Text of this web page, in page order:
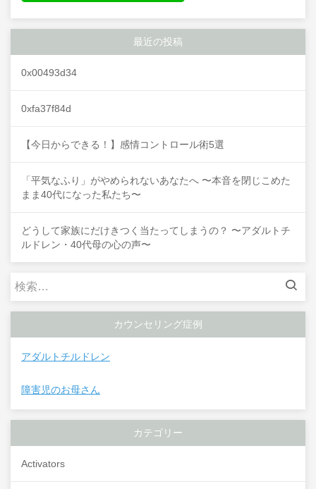
最近の投稿
0x00493d34
0xfa37f84d
【今日からできる！】感情コントロール術5選
「平気なふり」がやめられないあなたへ 〜本音を閉じこめた
まま40代になった私たち〜
どうして家族にだけきつく当たってしまうの？ 〜アダルトチ
ルドレン・40代母の心の声〜
検
カウンセリング症例
アダルトチルドレン
障害児のお母さん
カテゴリー
Activators